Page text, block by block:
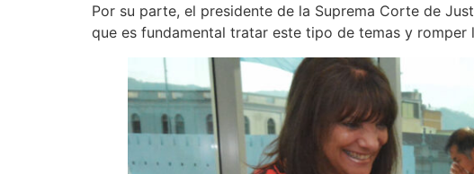
Por su parte, el presidente de la Suprema Corte de
que es fundamental tratar este tipo de temas y